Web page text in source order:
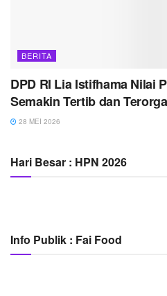
BERITA
DPD RI Lia Istifhama Nilai
Semakin Tertib dan
28 MEI 2026
Hari Besar : HPN 2026
Info Publik : Fai Food